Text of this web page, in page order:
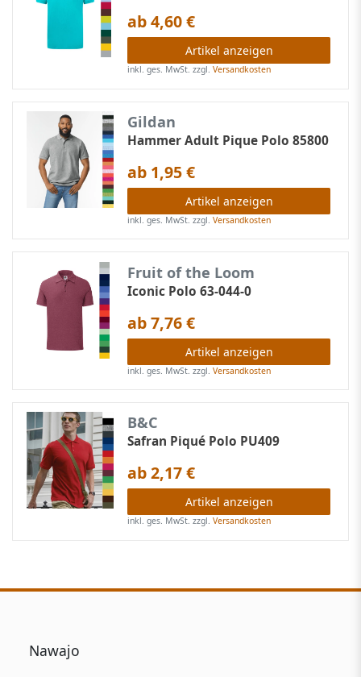
ab 4,60 €
Artikel anzeigen
inkl. ges. MwSt. zzgl.Versandkosten
Gildan
Hammer Adult Pique Polo 85800
ab 1,95 €
Artikel anzeigen
inkl. ges. MwSt. zzgl.Versandkosten
Fruit of the Loom
Iconic Polo 63-044-0
ab 7,76 €
Artikel anzeigen
inkl. ges. MwSt. zzgl.Versandkosten
B&C
Safran Piqué Polo PU409
ab 2,17 €
Artikel anzeigen
inkl. ges. MwSt. zzgl.Versandkosten
Nawajo